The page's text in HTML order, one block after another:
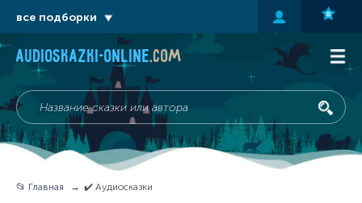
audioskazki-online.com
📂 Главная ✔️ Аудиосказки
все подборки